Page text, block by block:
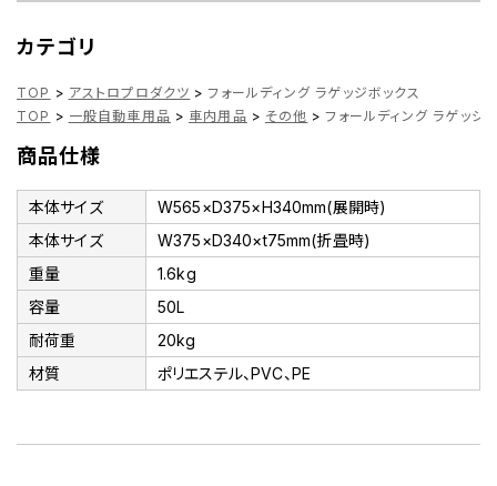
カテゴリ
TOP > アストロプロダクツ > フォールディング ラゲッジボックス
TOP > 一般自動車用品 > 車内用品 > その他 > フォールディング ラゲッジ
商品仕様
本体サイズ
W565×D375×H340mm(展開時)
本体サイズ
W375×D340×t75mm(折畳時)
重量
1.6kg
容量
50L
耐荷重
20kg
材質
ポリエステル、PVC、PE